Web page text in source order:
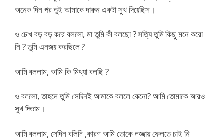
অনেক দিন পর তুই আমাকে দারুন একটা সুখ দিয়েছিস।
ও চোখ বড় বড় করে বললো, মা তুমি কী বলছো ? সত্যি তুমি কিছু মনে করো
নি ? তুমি এনজয় করছিলে ?
আমি বললাম, আমি কি মিথ্যা বলছি ?
ও বললো, তাহলে তুমি সেদিনই আমাকে বললে কেনো? আমি তোমাকে আরও
সুখ দিতাম।
আমি বললাম, সেদিন বলিনি ,কারণ আমি তোকে লজ্জায় ফেলতে চাই নি।